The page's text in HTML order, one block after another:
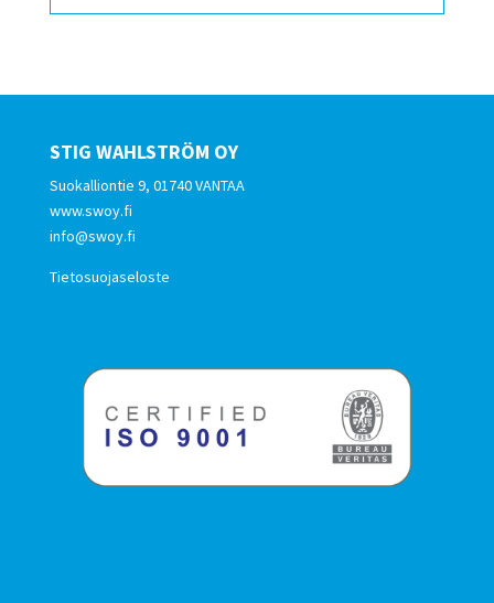
STIG WAHLSTRÖM OY
Suokalliontie 9, 01740 VANTAA
www.swoy.fi
info@swoy.fi
Tietosuojaseloste